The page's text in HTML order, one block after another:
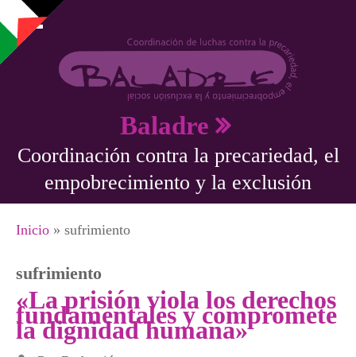
Pasar al contenido principal
Baladre
Coordinación contra la precariedad, el
empobrecimiento y la exclusión
Se encuentra usted aquí
Inicio » sufrimiento
sufrimiento
«La prisión viola los derechos
fundamentales y compromete
la dignidad humana»